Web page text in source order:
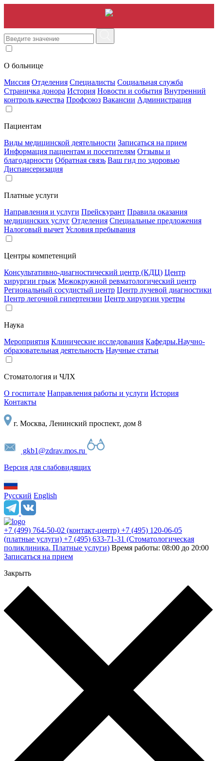
О больнице
Миссия Отделения Специалисты Социальная служба
Страничка донора История Новости и события Внутренний
контроль качества Профсоюз Вакансии Администрация
Пациентам
Виды медицинской деятельности Записаться на прием
Информация пациентам и посетителям Отзывы и
благодарности Обратная связь Ваш гид по здоровью
Диспансеризация
Платные услуги
Направления и услуги Прейскурант Правила оказания
медицинских услуг Отделения Специальные предложения
Налоговый вычет Условия пребывания
Центры компетенций
Консультативно-диагностический центр (КДЦ) Центр
хирургии грыж Межокружной ревматологический центр
Региональный сосудистый центр Центр лучевой диагностики
Центр легочной гипертензии Центр хирургии уретры
Наука
Мероприятия Клинические исследования Кафедры.Научно-
образовательная деятельность Научные статьи
Стоматология и ЧЛХ
О госпитале Направления работы и услуги История
Контакты
г. Москва, Ленинский проспект, дом 8
gkb1@zdrav.mos.ru
Версия для слабовидящих
Русский English
+7 (499) 764-50-02 (контакт-центр) +7 (495) 120-06-05
(платные услуги) +7 (495) 633-71-31 (Стоматологическая
поликлиника. Платные услуги) Время работы: 08:00 до 20:00
Записаться на прием
Закрыть